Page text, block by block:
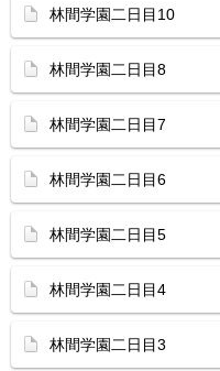
林間学園二日目10
林間学園二日目8
林間学園二日目7
林間学園二日目6
林間学園二日目5
林間学園二日目4
林間学園二日目3